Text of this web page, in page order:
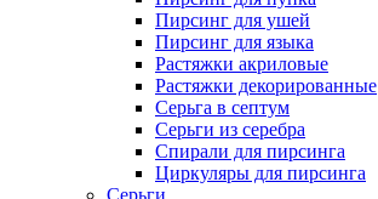
Пирсинг для ушей
Пирсинг для языка
Растяжки акриловые
Растяжки декорированные
Серьга в септум
Серьги из серебра
Спирали для пирсинга
Циркуляры для пирсинга
Серьги